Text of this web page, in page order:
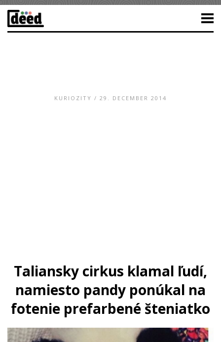
KURIOZITY / 29. DECEMBER 2014
Taliansky cirkus klamal ľudí,
namiesto pandy ponúkal na
fotenie prefarbené šteniatko